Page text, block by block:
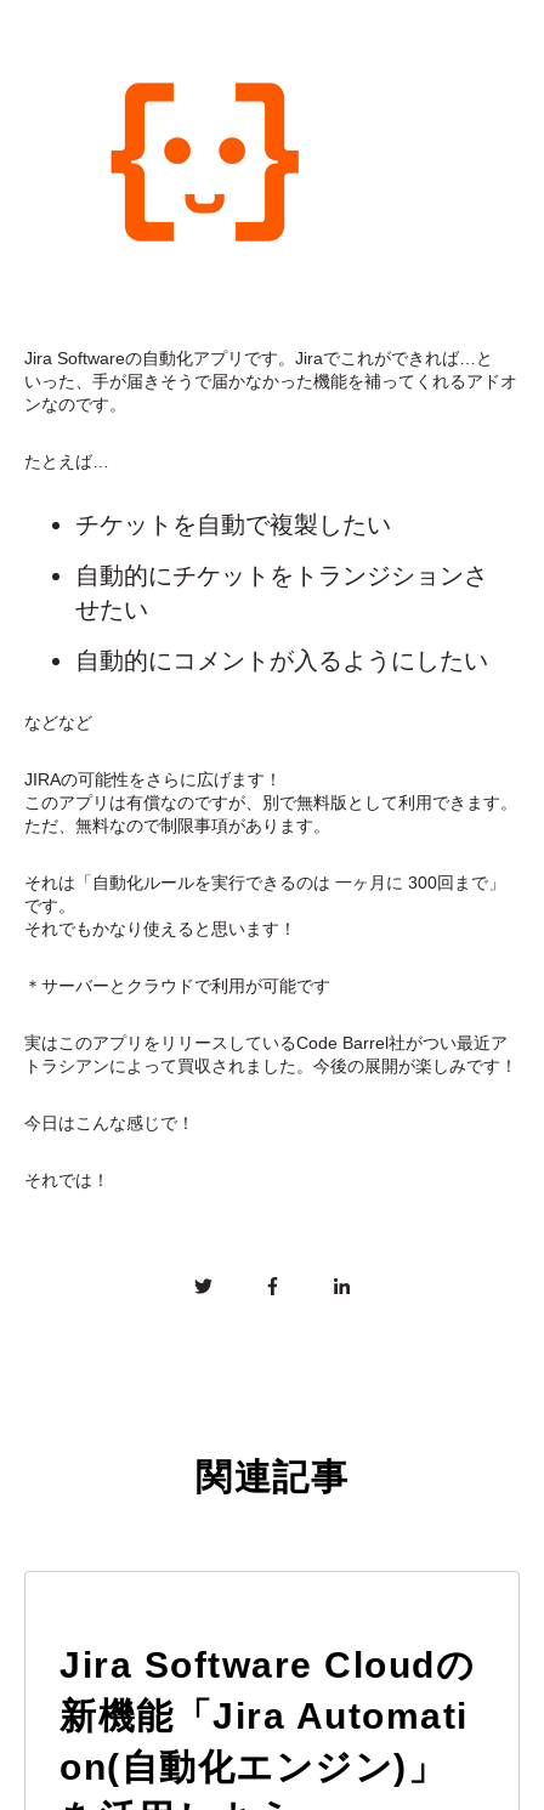
Jira Softwareの自動化アプリです。Jiraでこれができれば…と
いった、手が届きそうで届かなかった機能を補ってくれるアドオ
ンなのです。
たとえば…
チケットを自動で複製したい
自動的にチケットをトランジションさ
せたい
自動的にコメントが入るようにしたい
などなど
JIRAの可能性をさらに広げます！
このアプリは有償なのですが、別で無料版として利用できます。
ただ、無料なので制限事項があります。
それは「自動化ルールを実行できるのは 一ヶ月に 300回まで」
です。
それでもかなり使えると思います！
＊サーバーとクラウドで利用が可能です
実はこのアプリをリリースしているCode Barrel社がつい最近ア
トラシアンによって買収されました。今後の展開が楽しみです！
今日はこんな感じで！
それでは！
関連記事
Jira Software Cloudの
新機能「Jira Automati
on(自動化エンジン)」